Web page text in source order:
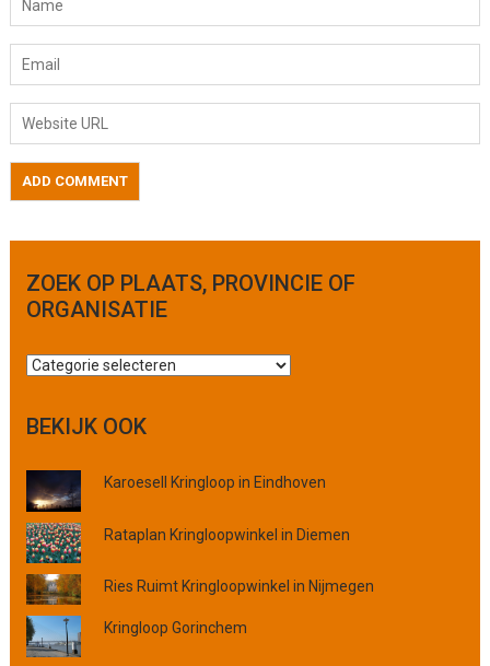
ZOEK OP PLAATS, PROVINCIE OF
ORGANISATIE
Z
k
p
p
l
a
a
t
s
,
BEKIJK OOK
Karoesell Kringloop in Eindhoven
Rataplan Kringloopwinkel in Diemen
Ries Ruimt Kringloopwinkel in Nijmegen
Kringloop Gorinchem